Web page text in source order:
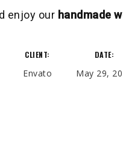
enjoy our handmade
CLIENT:
Envato
DATE:
May 29,